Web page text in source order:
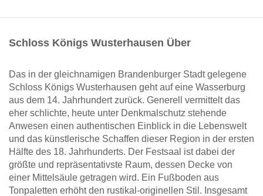
Schloss Königs Wusterhausen Über
Das in der gleichnamigen Brandenburger Stadt gelegene
Schloss Königs Wusterhausen geht auf eine Wasserburg
aus dem 14. Jahrhundert zurück. Generell vermittelt das
eher schlichte, heute unter Denkmalschutz stehende
Anwesen einen authentischen Einblick in die Lebenswelt
und das künstlerische Schaffen dieser Region in der ersten
Hälfte des 18. Jahrhunderts. Der Festsaal ist dabei der
größte und repräsentativste Raum, dessen Decke von
einer Mittelsäule getragen wird. Ein Fußboden aus
Tonpaletten erhöht den rustikal-originellen Stil. Insgesamt